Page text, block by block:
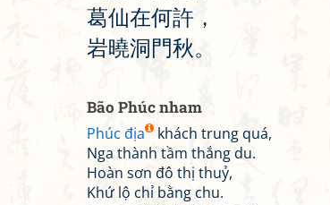
葛仙在何許 ，
岩曉洞 門秋。
Bão Phúc nham
Phúc địa
khách trung quá,
Nga thành tầm thắng du.
Hoàn sơn đô thị thuỷ,
Khứ lộ chỉ bằng chu.